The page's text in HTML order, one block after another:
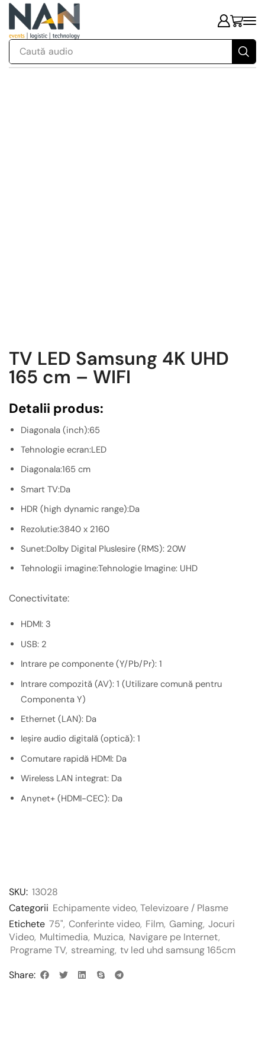
Caută audio
TV LED Samsung 4K UHD
165 cm – WIFI
Detalii produs:
Diagonala (inch):65
Tehnologie ecran:LED
Diagonala:165 cm
Smart TV:Da
HDR (high dynamic range):Da
Rezolutie:3840 x 2160
Sunet:Dolby Digital PlusIesire (RMS): 20W
Tehnologii imagine:Tehnologie Imagine: UHD
Conectivitate:
HDMI: 3
USB: 2
Intrare pe componente (Y/Pb/Pr): 1
Intrare compozită (AV): 1 (Utilizare comună pentru
Componenta Y)
Ethernet (LAN): Da
Ieşire audio digitală (optică): 1
Comutare rapidă HDMI: Da
Wireless LAN integrat: Da
Anynet+ (HDMI-CEC): Da
SKU: 13028
Categorii Echipamente video, Televizoare / Plasme
Etichete 75", Conferinte video, Film, Gaming, Jocuri
Video, Multimedia, Muzica, Navigare pe Internet,
Programe TV, streaming, tv led uhd samsung 165cm
Share: